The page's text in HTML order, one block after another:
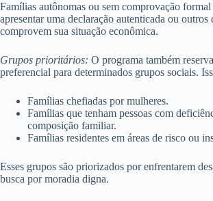
Famílias autônomas ou sem comprovação
apresentar uma declaração autenticada ou outros
comprovem sua situação econômica.
Grupos prioritários: O programa também
preferencial para determinados grupos sociais.
Famílias chefiadas por mulheres.
Famílias que tenham pessoas com
composição familiar.
Famílias residentes em áreas de risco ou
Esses grupos são priorizados por enfrentarem
busca por moradia digna.